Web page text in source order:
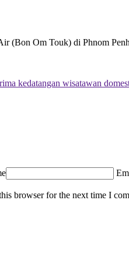
(Bon Om Touk) di Phnom
kedatangan wisatawan
browser for the next time I